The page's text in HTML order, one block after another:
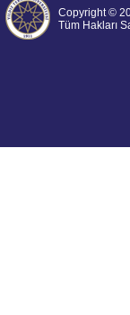
Copyright ©
Tüm Hakları